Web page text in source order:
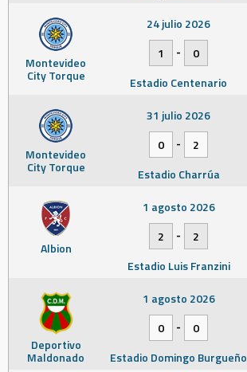
Montevideo
City Torque
24 julio 2026
1
-
0
Estadio Centenario
Montevideo
City Torque
31 julio 2026
0
-
2
Estadio Charrúa
Albion
1 agosto 2026
2
-
2
Estadio Luis Franzini
Deportivo
Maldonado
1 agosto 2026
0
-
0
Estadio Domingo Burgueño